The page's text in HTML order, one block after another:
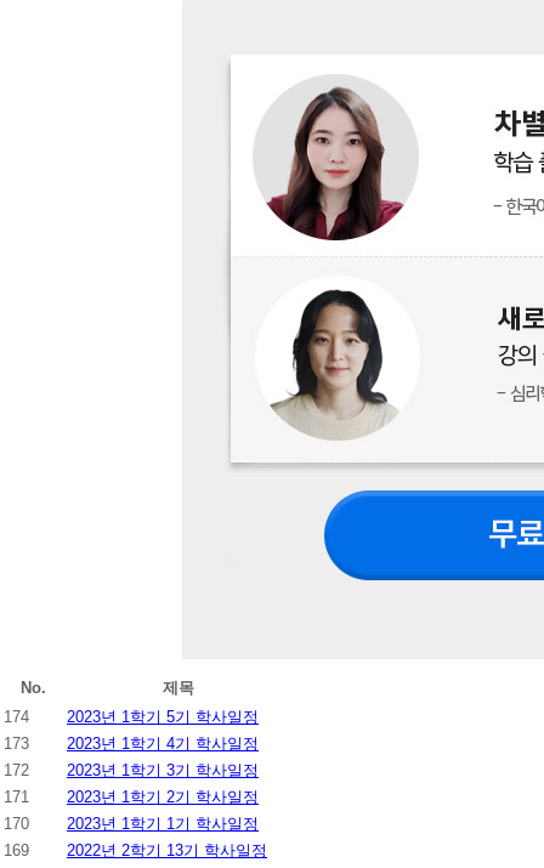
No.
제목
174
2023년 1학기 5기 학사일정
173
2023년 1학기 4기 학사일정
172
2023년 1학기 3기 학사일정
171
2023년 1학기 2기 학사일정
170
2023년 1학기 1기 학사일정
169
2022년 2학기 13기 학사일정